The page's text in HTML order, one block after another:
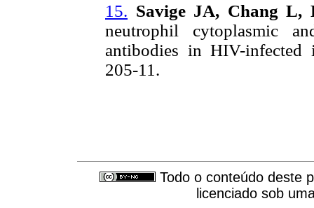
15. Savige JA, Chang L,
neutrophil cytoplasmic
antibodies in HIV-
205-11.
Todo o conteúdo deste
licenciado sob